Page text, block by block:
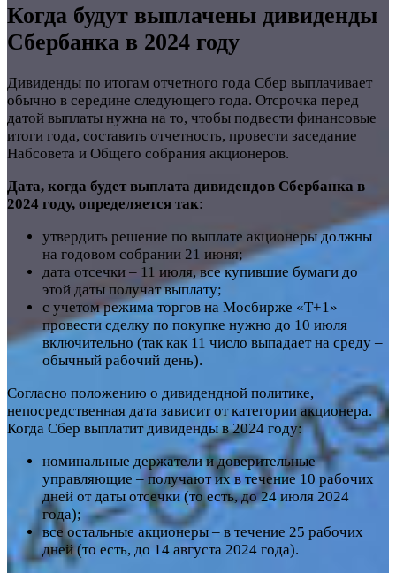
Когда будут выплачены дивиденды
Сбербанка в 2024 году
Дивиденды по итогам отчетного года Сбер выплачивает
обычно в середине следующего года. Отсрочка перед
датой выплаты нужна на то, чтобы подвести финансовые
итоги года, составить отчетность, провести заседание
Набсовета и Общего собрания акционеров.
Дата, когда будет выплата дивидендов Сбербанка в
2024 году, определяется так:
утвердить решение по выплате акционеры должны
на годовом собрании 21 июня;
дата отсечки – 11 июля, все купившие бумаги до
этой даты получат выплату;
с учетом режима торгов на Мосбирже «Т+1»
провести сделку по покупке нужно до 10 июля
включительно (так как 11 число выпадает на среду –
обычный рабочий день).
Согласно положению о дивидендной политике,
непосредственная дата зависит от категории акционера.
Когда Сбер выплатит дивиденды в 2024 году:
номинальные держатели и доверительные
управляющие – получают их в течение 10 рабочих
дней от даты отсечки (то есть, до 24 июля 2024
года);
все остальные акционеры – в течение 25 рабочих
дней (то есть, до 14 августа 2024 года).